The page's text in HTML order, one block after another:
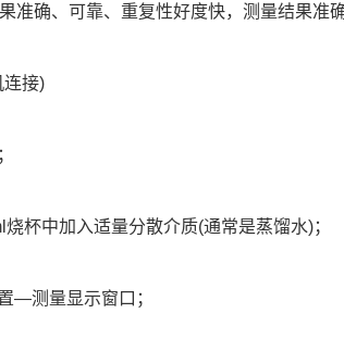
确、可靠、重复性好度快，测量结果准
连接)
中加入适量分散介质(通常是蒸馏水)；
测量显示窗口；